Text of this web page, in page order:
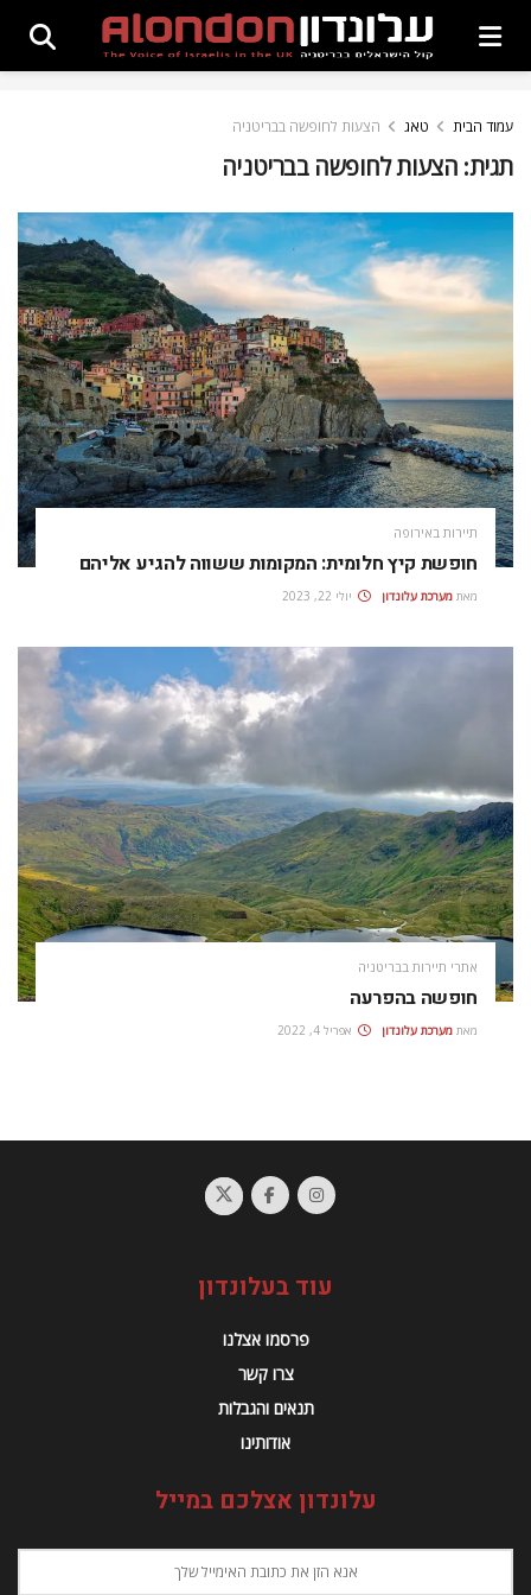
עמוד הבית טאג הצעות לחופשה בבריטניה
תגית: הצעות לחופשה בבריטניה
תיירות באירופה
חופשת קיץ חלומית: המקומות ששווה להגיע אליהם
מאת מערכת עלונדון יולי 22, 2023
אתרי תיירות בבריטניה
חופשה בהפרעה
מאת מערכת עלונדון אפריל 4, 2022
עוד בעלונדון
פרסמו אצלנו
צרו קשר
תנאים והגבלות
אודותינו
עלונדון אצלכם במייל